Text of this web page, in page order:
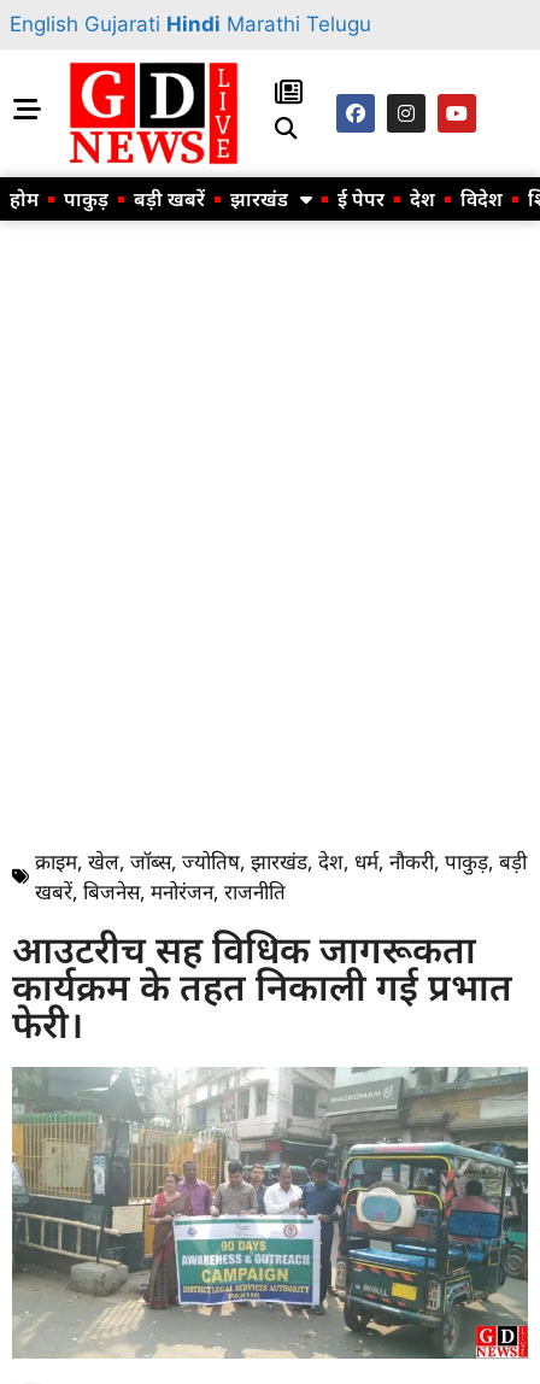
English Gujarati Hindi Marathi Telugu
होम पाकुड़ बड़ी खबरें झारखंड ई पेपर देश विदेश
क्राइम, खेल, जॉब्स, ज्योतिष, झारखंड, देश, धर्म, नौकरी, पाकुड़, बड़ी
खबरें, बिजनेस, मनोरंजन, राजनीति
आउटरीच सह विधिक जागरूकता
कार्यक्रम के तहत निकाली गई प्रभात
फेरी।